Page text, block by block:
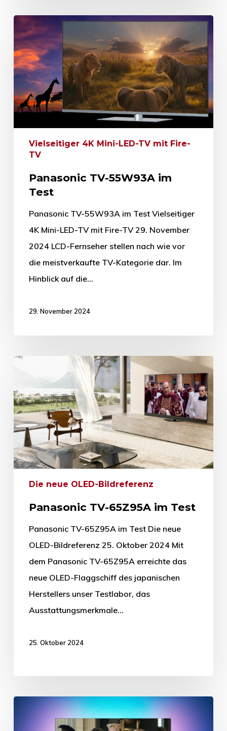
Vielseitiger 4K Mini-LED-TV mit Fire-
TV
Panasonic TV-55W93A im
Test
Panasonic TV-55W93A im Test Vielseitiger
4K Mini-LED-TV mit Fire-TV 29. November
2024 LCD-Fernseher stellen nach wie vor
die meistverkaufte TV-Kategorie dar. Im
Hinblick auf die…
29. November 2024
Die neue OLED-Bildreferenz
Panasonic TV-65Z95A im Test
Panasonic TV-65Z95A im Test Die neue
OLED-Bildreferenz 25. Oktober 2024 Mit
dem Panasonic TV-65Z95A erreichte das
neue OLED-Flaggschiff des japanischen
Herstellers unser Testlabor, das
Ausstattungsmerkmale…
25. Oktober 2024